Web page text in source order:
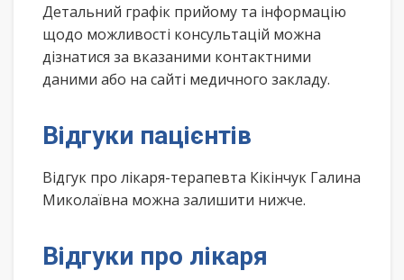
Детальний графік прийому та інформацію
щодо можливості консультацій можна
дізнатися за вказаними контактними
даними або на сайті медичного закладу.
Відгуки пацієнтів
Відгук про лікаря-терапевта Кікінчук Галина
Миколаївна можна залишити нижче.
Відгуки про лікаря